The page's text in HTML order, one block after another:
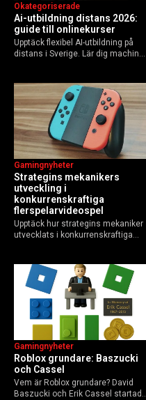
Ai-utbildning distans 2026:
guide till onlinekurser
Okategoriserade
Upptäck flexibel AI-utbildning på
distans i Sverige. Lär dig machine
Guide för nybörjare och
yrkesverksamma som vill bygga…
Strategins mekanikers
utveckling i
konkurrenskraftiga
flerspelarvideospel
Gamingnyheter
Upptäck hur strategins mekaniker
utvecklats i konkurrenskraftiga
AI-drivna innovationer.
Roblox grundare: Baszucki
och Cassel
Gamingnyheter
Vem är Roblox grundare? David
Baszucki och Erik Cassel startade